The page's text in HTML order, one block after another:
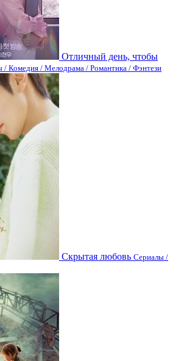
Отличный день, чтобы
/ Комедия / Мелодрама / Романтика / Фэнтези
Скрытая любовь Сериалы /